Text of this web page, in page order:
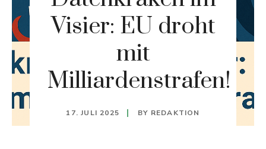
Visier: EU droht
mit
Milliardenstrafen!
17. JULI 2025 BY REDAKTION